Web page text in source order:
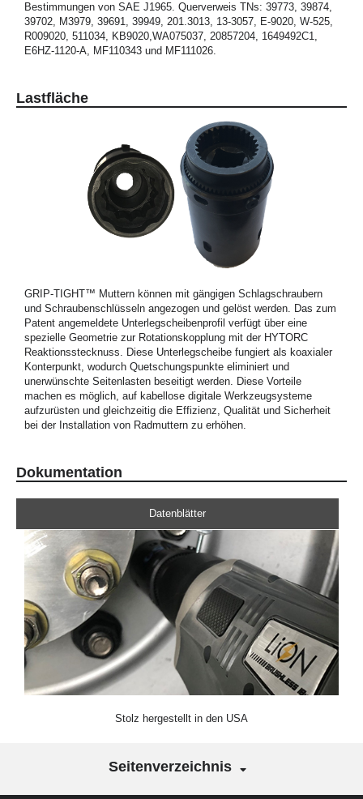
Bestimmungen von SAE J1965. Querverweis TNs: 39773, 39874,
39702, M3979, 39691, 39949, 201.3013, 13-3057, E-9020, W-525,
R009020, 511034, KB9020,WA075037, 20857204, 1649492C1,
E6HZ-1120-A, MF110343 und MF111026.
Lastfläche
GRIP-TIGHT™ Muttern können mit gängigen Schlagschraubern
und Schraubenschlüsseln angezogen und gelöst werden. Das zum
Patent angemeldete Unterlegscheibenprofil verfügt über eine
spezielle Geometrie zur Rotationskopplung mit der HYTORC
Reaktionsstecknuss. Diese Unterlegscheibe fungiert als koaxialer
Konterpunkt, wodurch Quetschungspunkte eliminiert und
unerwünschte Seitenlasten beseitigt werden. Diese Vorteile
machen es möglich, auf kabellose digitale Werkzeugsysteme
aufzurüsten und gleichzeitig die Effizienz, Qualität und Sicherheit
bei der Installation von Radmuttern zu erhöhen.
Dokumentation
Datenblätter
Stolz hergestellt in den USA
Seitenverzeichnis